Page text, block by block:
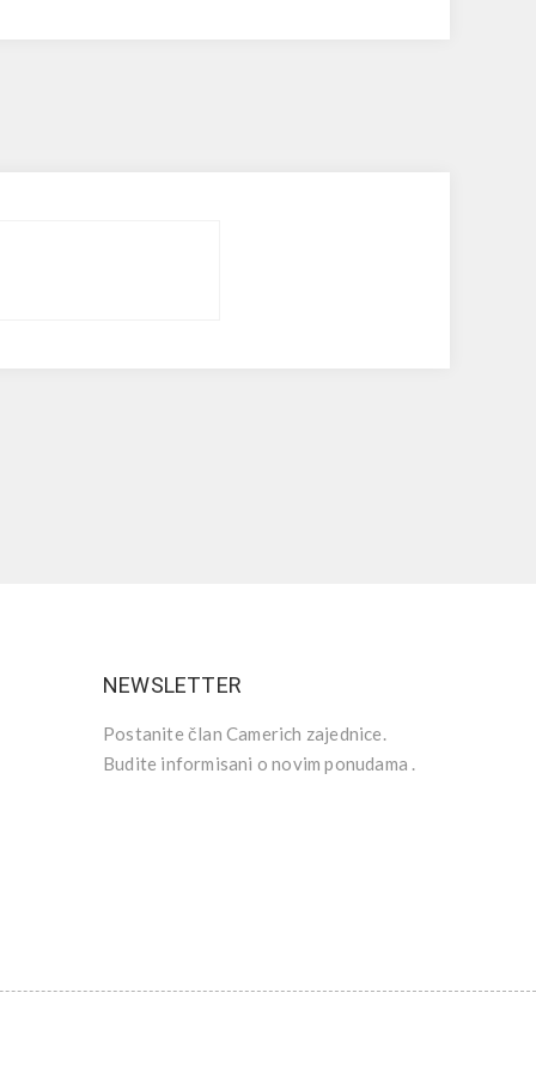
NEWSLETTER
Postanite član Camerich zajednice.
Budite informisani o novim ponudama .